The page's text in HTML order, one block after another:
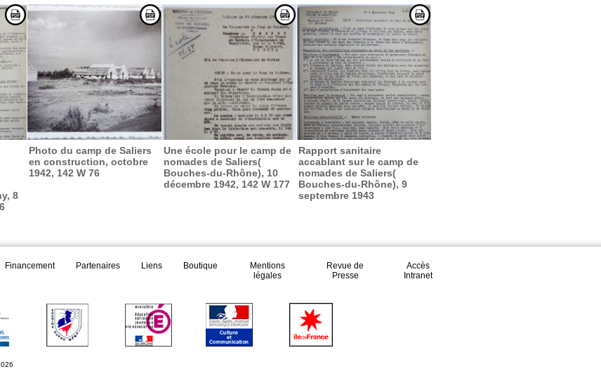
8
Photo du camp de Saliers
en construction, octobre
1942, 142 W 76
Une école pour le camp de
nomades de Saliers(
Bouches-du-Rhône), 10
décembre 1942, 142 W 177
Rapport sanitaire
accablant sur le camp de
nomades de Saliers(
Bouches-du-Rhône), 9
septembre 1943
Financement Partenaires Liens Boutique
Mentions
légales
Revue de
Presse
Accès
Intranet